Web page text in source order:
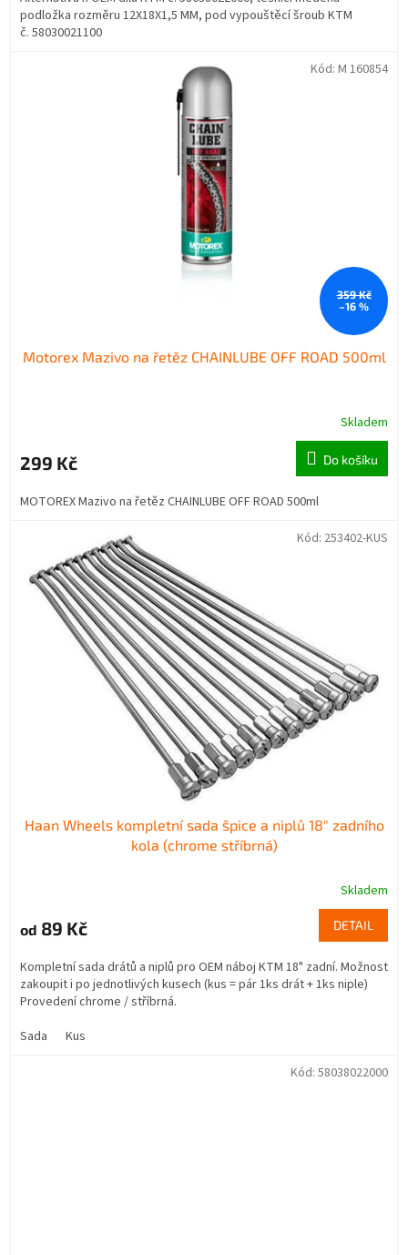
podložka rozměru 12X18X1,5 MM, pod vypouštěcí šroub KTM
č. 58030021100
359 Kč
–16 %
Motorex Mazivo na řetěz CHAINLUBE OFF ROAD 500ml
Skladem
299 Kč Do košíku
MOTOREX Mazivo na řetěz CHAINLUBE OFF ROAD 500ml
Kód: M 160854
Haan Wheels kompletní sada špice a niplů 18" zadního
kola (chrome stříbrná)
Skladem
od 89 Kč DETAIL
Kompletní sada drátů a niplů pro OEM náboj KTM 18" zadní. Možnost
zakoupit i po jednotlivých kusech (kus = pár 1ks drát + 1ks niple)
Provedení chrome / stříbrná.
Sada
Kus
Kód: 253402-KUS
Kód: 58038022000